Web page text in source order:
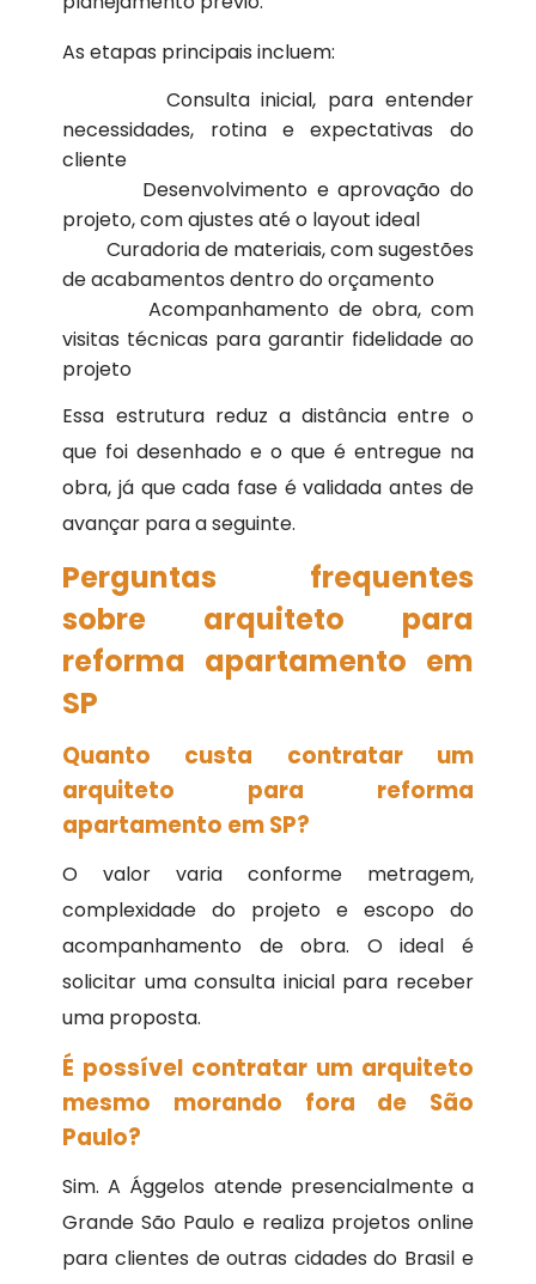
As etapas principais incluem:
Consulta inicial, para entender
necessidades, rotina e expectativas do
cliente
Desenvolvimento e aprovação do
projeto, com ajustes até o layout ideal
Curadoria de materiais, com sugestões
de acabamentos dentro do orçamento
Acompanhamento de obra, com
visitas técnicas para garantir fidelidade ao
projeto
Essa estrutura reduz a distância entre o
que foi desenhado e o que é entregue na
obra, já que cada fase é validada antes de
avançar para a seguinte.
Perguntas frequentes
sobre arquiteto para
reforma apartamento em
SP
Quanto custa contratar um
arquiteto para reforma
apartamento em SP?
O valor varia conforme metragem,
complexidade do projeto e escopo do
acompanhamento de obra. O ideal é
solicitar uma consulta inicial para receber
uma proposta.
É possível contratar um arquiteto
mesmo morando fora de São
Paulo?
Sim. A Ággelos atende presencialmente a
Grande São Paulo e realiza projetos online
para clientes de outras cidades do Brasil e